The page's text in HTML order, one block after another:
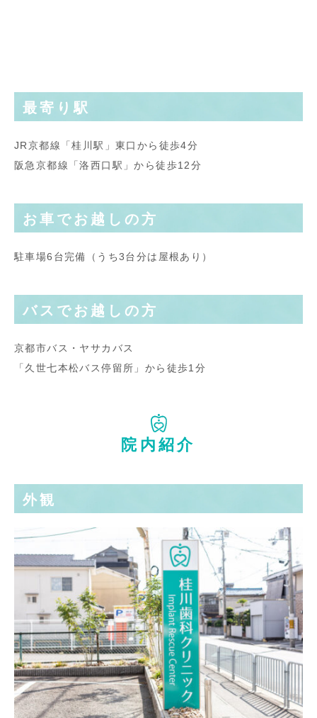
最寄り駅
JR京都線「桂川駅」東口から徒歩4分
阪急京都線「洛西口駅」から徒歩12分
お車でお越しの方
駐車場6台完備（うち3台分は屋根あり）
バスでお越しの方
京都市バス・ヤサカバス
「久世七本松バス停留所」から徒歩1分
院内紹介
外観